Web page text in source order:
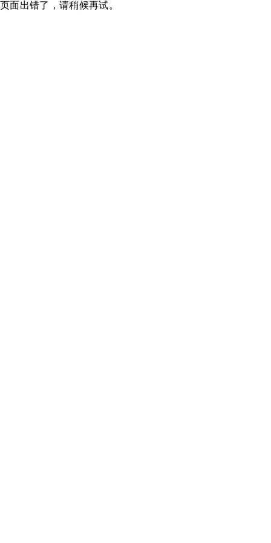
页面出错了，请稍候再试。